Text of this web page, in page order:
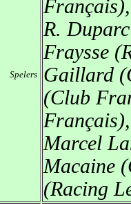
Spelers
R.
Fraysse
Gaillard
(Club
Marcel
Macaine
(Racing